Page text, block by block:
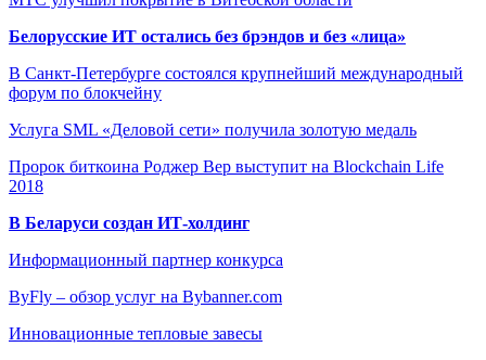
Белорусские ИТ остались без брэндов и без «лица»
В Санкт-Петербурге состоялся крупнейший международный
форум по блокчейну
Услуга SML «Деловой сети» получила золотую медаль
Пророк биткоина Роджер Вер выступит на Blockchain Life
2018
В Беларуси создан ИТ-холдинг
Информационный партнер конкурса
ByFly – обзор услуг на Bybanner.com
Инновационные тепловые завесы